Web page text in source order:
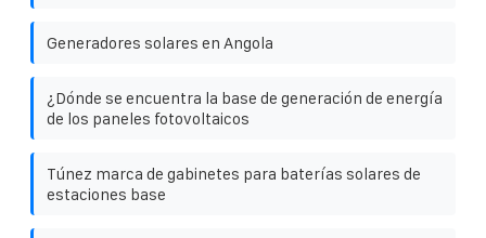
Generadores solares en Angola
¿Dónde se encuentra la base de generación de energía
de los paneles fotovoltaicos
Túnez marca de gabinetes para baterías solares de
estaciones base